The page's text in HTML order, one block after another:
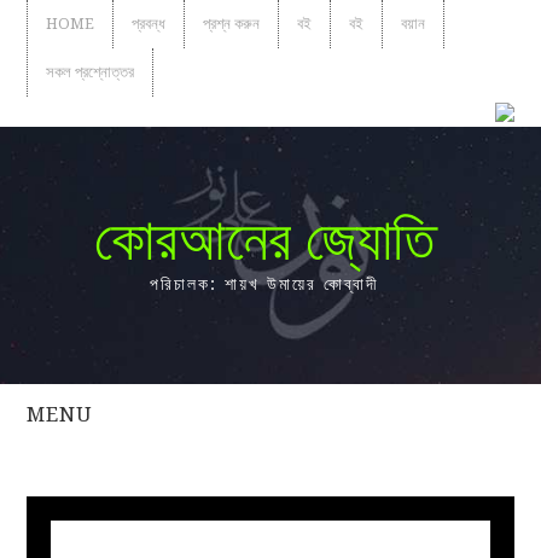
HOME প্রবন্ধ প্রশ্ন করুন বই বই বয়ান
সকল প্রশ্নোত্তর
কোরআনের জ্যোতি
পরিচালক: শায়খ উমায়ের কোব্বাদী
MENU
সকল